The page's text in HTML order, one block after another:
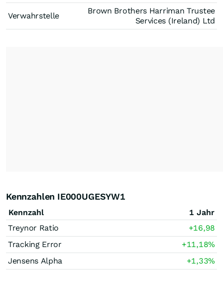
Verwahrstelle
Brown Brothers Harriman Trustee
Services (Ireland) Ltd
Kennzahlen IE000UGESYW1
Kennzahl
1 Jahr
Treynor Ratio
+16,98
Tracking Error
+11,18%
Jensens Alpha
+1,33%